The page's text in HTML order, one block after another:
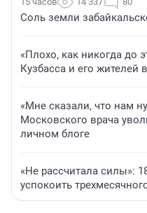
Соль земли
«Плохо, как никогда до
Кузбасса и его жителей
«Мне сказали, что нам
Московского врача
личном блоге
«Не рассчитала силы»:
успокоить